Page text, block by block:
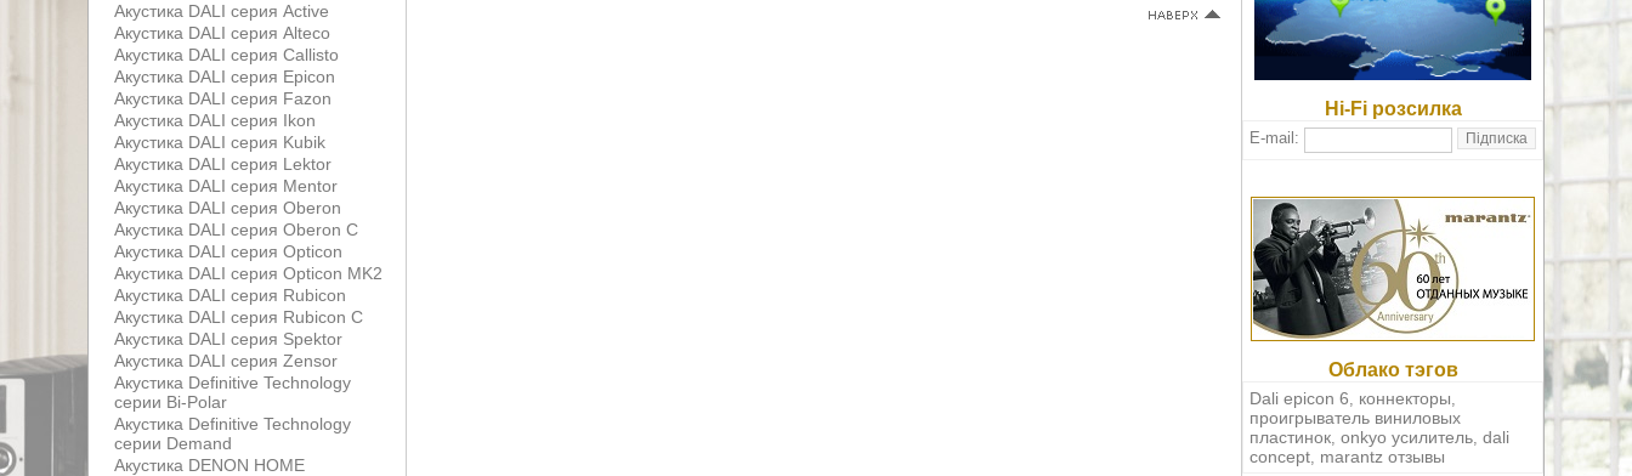
Акустика DALI серия Active
Акустика DALI серия Alteco
Акустика DALI серия Callisto
Акустика DALI серия Epicon
Акустика DALI серия Fazon
Акустика DALI серия Ikon
Акустика DALI серия Kubik
Акустика DALI серия Lektor
Акустика DALI серия Mentor
Акустика DALI серия Oberon
Акустика DALI серия Oberon С
Акустика DALI серия Opticon
Акустика DALI серия Opticon MK2
Акустика DALI серия Rubicon
Акустика DALI серия Rubicon С
Акустика DALI серия Spektor
Акустика DALI серия Zensor
Акустика Definitive Technology
серии Bi-Polar
Акустика Definitive Technology
серии Demand
Акустика DENON HOME
Hi-Fi розсилка
E-mail:
Облако тэгов
Dali epicon 6, коннекторы,
проигрыватель виниловых
пластинок, onkyo усилитель, dali
concept, marantz отзывы